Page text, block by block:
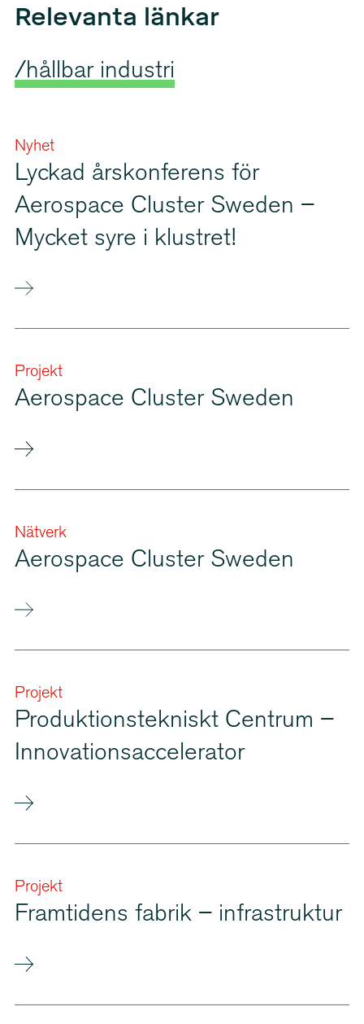
Relevanta länkar
/hållbar industri
Nyhet
Lyckad årskonferens för
Aerospace Cluster Sweden –
Mycket syre i klustret!
Projekt
Aerospace Cluster Sweden
Nätverk
Aerospace Cluster Sweden
Projekt
Produk­tions­tek­niskt Centrum –
Innova­tions­ac­ce­le­rator
Projekt
Framtidens fabrik – infrastruktur